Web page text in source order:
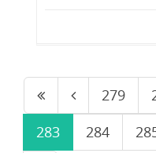
279
283
284